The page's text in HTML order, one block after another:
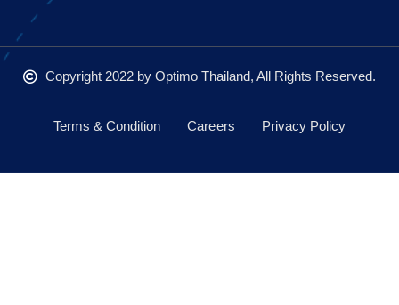
Copyright 2022 by Optimo Thailand, All Rights Reserved.
Terms & Condition Careers Privacy Policy